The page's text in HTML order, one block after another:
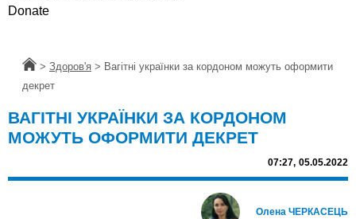
Donate
Головна
> Здоров'я > Вагітні українки за кордоном можуть оформити
декрет
ВАГІТНІ УКРАЇНКИ ЗА КОРДОНОМ
МОЖУТЬ ОФОРМИТИ ДЕКРЕТ
07:27, 05.05.2022
Олена ЧЕРКАСЕЦЬ